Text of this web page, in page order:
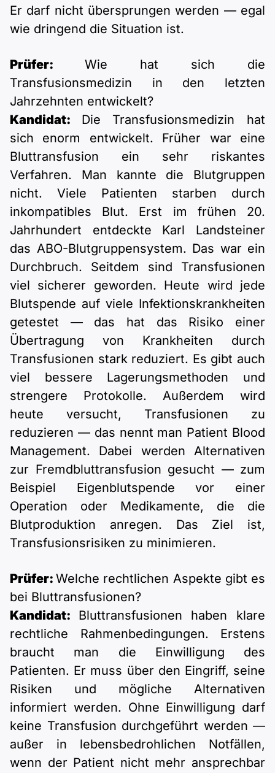
Er darf nicht übersprungen werden — egal
wie dringend die Situation ist.
Prüfer: Wie hat sich die
Transfusionsmedizin in den letzten
Jahrzehnten entwickelt?
Kandidat: Die Transfusionsmedizin hat
sich enorm entwickelt. Früher war eine
Bluttransfusion ein sehr riskantes
Verfahren. Man kannte die Blutgruppen
nicht. Viele Patienten starben durch
inkompatibles Blut. Erst im frühen 20.
Jahrhundert entdeckte Karl Landsteiner
das ABO-Blutgruppensystem. Das war ein
Durchbruch. Seitdem sind Transfusionen
viel sicherer geworden. Heute wird jede
Blutspende auf viele Infektionskrankheiten
getestet — das hat das Risiko einer
Übertragung von Krankheiten durch
Transfusionen stark reduziert. Es gibt auch
viel bessere Lagerungsmethoden und
strengere Protokolle. Außerdem wird
heute versucht, Transfusionen zu
reduzieren — das nennt man Patient Blood
Management. Dabei werden Alternativen
zur Fremdbluttransfusion gesucht — zum
Beispiel Eigenblutspende vor einer
Operation oder Medikamente, die die
Blutproduktion anregen. Das Ziel ist,
Transfusionsrisiken zu minimieren.
Prüfer:Welche rechtlichen Aspekte gibt es
bei Bluttransfusionen?
Kandidat: Bluttransfusionen haben klare
rechtliche Rahmenbedingungen. Erstens
braucht man die Einwilligung des
Patienten. Er muss über den Eingriff, seine
Risiken und mögliche Alternativen
informiert werden. Ohne Einwilligung darf
keine Transfusion durchgeführt werden —
außer in lebensbedrohlichen Notfällen,
wenn der Patient nicht mehr ansprechbar